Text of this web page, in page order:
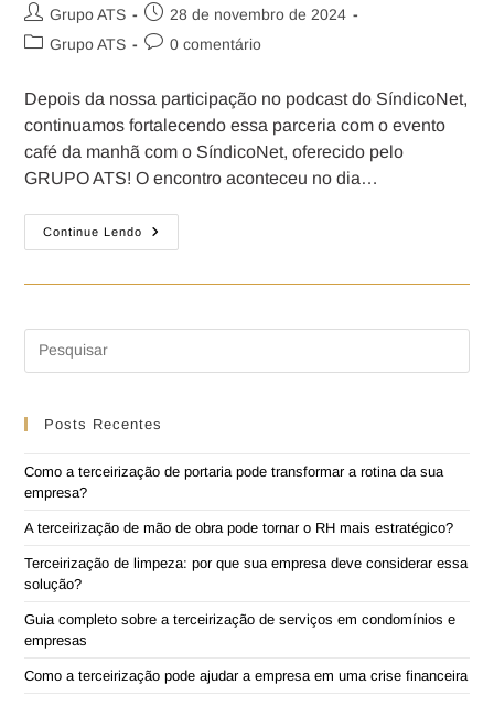
Grupo ATS
28 de novembro de 2024
Grupo ATS
0 comentário
Depois da nossa participação no podcast do SíndicoNet,
continuamos fortalecendo essa parceria com o evento
café da manhã com o SíndicoNet, oferecido pelo
GRUPO ATS! O encontro aconteceu no dia…
Continue Lendo
Posts Recentes
Como a terceirização de portaria pode transformar a rotina da sua
empresa?
A terceirização de mão de obra pode tornar o RH mais estratégico?
Terceirização de limpeza: por que sua empresa deve considerar essa
solução?
Guia completo sobre a terceirização de serviços em condomínios e
empresas
Como a terceirização pode ajudar a empresa em uma crise financeira